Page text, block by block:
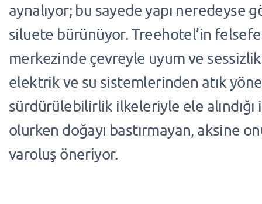
aynalıyor; bu sayede yapı neredeyse
siluete bürünüyor. Treehotel’in
merkezinde çevreyle uyum ve sessizlik
elektrik ve su sistemlerinden atık
sürdürülebilirlik ilkeleriyle ele alındığı
olurken doğayı bastırmayan, aksine
varoluş öneriyor.